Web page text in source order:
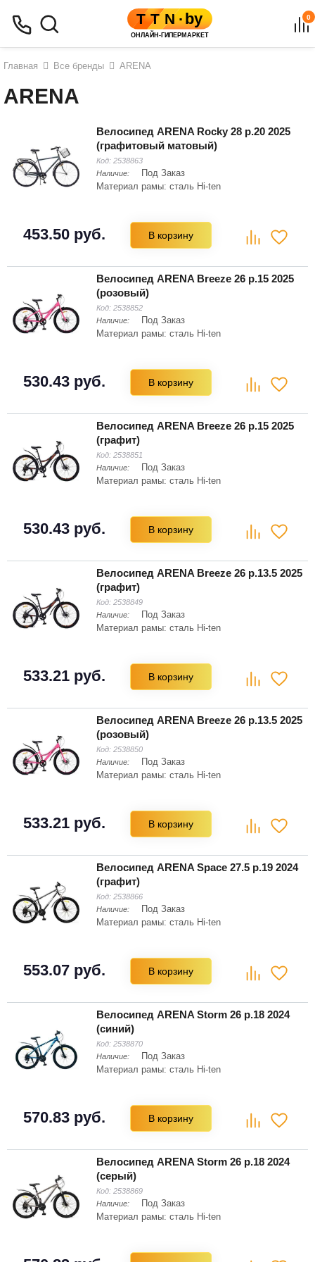
0
Главная Все бренды ARENA
ARENA
Велосипед ARENA Rocky 28 р.20 2025
(графитовый матовый)
Код: 2538863
Наличие:
Под Заказ
Материал рамы: сталь Hi-ten
453.50 руб. В корзину
Велосипед ARENA Breeze 26 р.15 2025
(розовый)
Код: 2538852
Наличие:
Под Заказ
Материал рамы: сталь Hi-ten
530.43 руб. В корзину
Велосипед ARENA Breeze 26 р.15 2025
(графит)
Код: 2538851
Наличие:
Под Заказ
Материал рамы: сталь Hi-ten
530.43 руб. В корзину
Велосипед ARENA Breeze 26 р.13.5 2025
(графит)
Код: 2538849
Наличие:
Под Заказ
Материал рамы: сталь Hi-ten
533.21 руб. В корзину
Велосипед ARENA Breeze 26 р.13.5 2025
(розовый)
Код: 2538850
Наличие:
Под Заказ
Материал рамы: сталь Hi-ten
533.21 руб. В корзину
Велосипед ARENA Space 27.5 р.19 2024
(графит)
Код: 2538866
Наличие:
Под Заказ
Материал рамы: сталь Hi-ten
553.07 руб. В корзину
Велосипед ARENA Storm 26 р.18 2024
(синий)
Код: 2538870
Наличие:
Под Заказ
Материал рамы: сталь Hi-ten
570.83 руб. В корзину
Велосипед ARENA Storm 26 р.18 2024
(серый)
Код: 2538869
Наличие:
Под Заказ
Материал рамы: сталь Hi-ten